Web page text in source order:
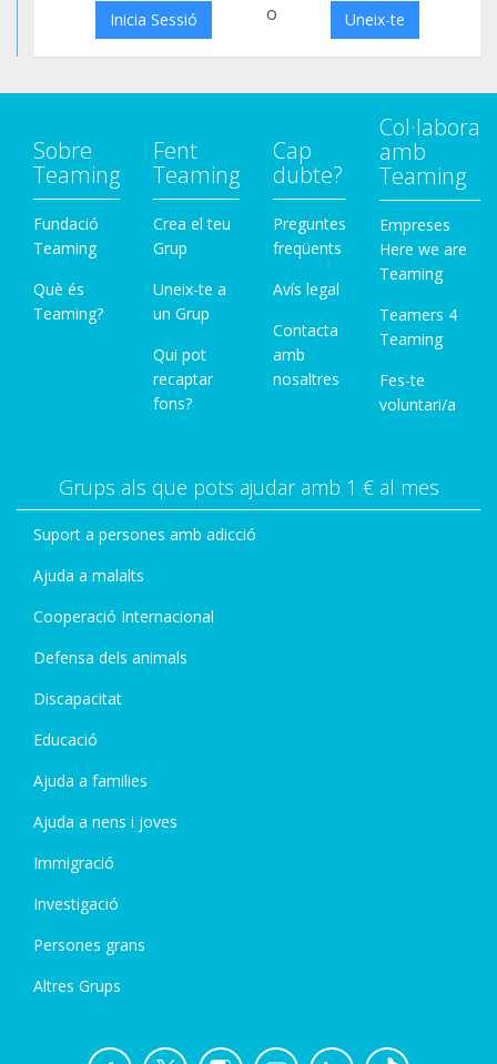
Inicia Sessió o Uneix-te
Sobre
Teaming
Fundació
Teaming
Què és
Teaming?
Fent
Teaming
Crea el teu
Grup
Uneix-te a
un Grup
Qui pot
recaptar
fons?
Cap
dubte?
Preguntes
freqüents
Avís legal
Contacta
amb
nosaltres
Col·labora
amb
Teaming
Empreses
Here we are
Teaming
Teamers 4
Teaming
Fes-te
voluntari/a
Grups als que pots ajudar amb 1 € al mes
Suport a persones amb adicció
Ajuda a malalts
Cooperació Internacional
Defensa dels animals
Discapacitat
Educació
Ajuda a families
Ajuda a nens i joves
Immigració
Investigació
Persones grans
Altres Grups